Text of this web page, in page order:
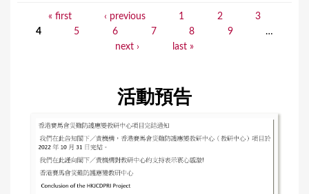
« first ‹ previous 1 2
3
4
5 6 7 8 9
…
next ›
last »
活動預告